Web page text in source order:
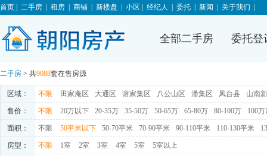
首页 二手房 租房 商铺 新楼盘 小区 经纪人 委托 新闻 关于我们
全部二手房 委托登
二手房 > 共9088套在售房源
区域： 不限 田家庵区 大通区 谢家集区 八公山区 潘集区 凤台县 山南
售价： 不限 20万以下 20-35万 35-50万 50-65万 65-80万 80-100万 100
面积： 不限 50平米以下 50-70平米 70-90平米 90-110平米 110-130平米
房型： 不限 1室 2室 3室 4室 5室 5室以上